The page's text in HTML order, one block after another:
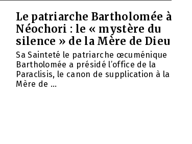
Le patriarche Bartholomée à
Néochori : le « mystère du
silence » de la Mère de Dieu
Sa Sainteté le patriarche œcuménique
Bartholomée a présidé l’office de la
Paraclisis, le canon de supplication à la
Mère de ...